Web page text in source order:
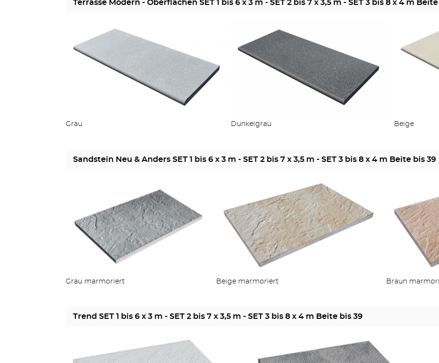
STUFEN & POOL
OUTDOOR KÜCHE
Terrasse Modern - Oberflächen SET 1 bis 6 x 3 m - SET 2 bis 7 x 3,5 m - SET 3 bis 8 x 4 m
Grau Dunkelgrau Beige
Sandstein Neu & Anders SET 1 bis 6 x 3 m - SET 2 bis 7 x 3,5 m - SET 3 bis 8 x 4 m Beite bis 39
Grau marmoriert Beige marmoriert Braun
Trend SET 1 bis 6 x 3 m - SET 2 bis 7 x 3,5 m - SET 3 bis 8 x 4 m Beite bis 39